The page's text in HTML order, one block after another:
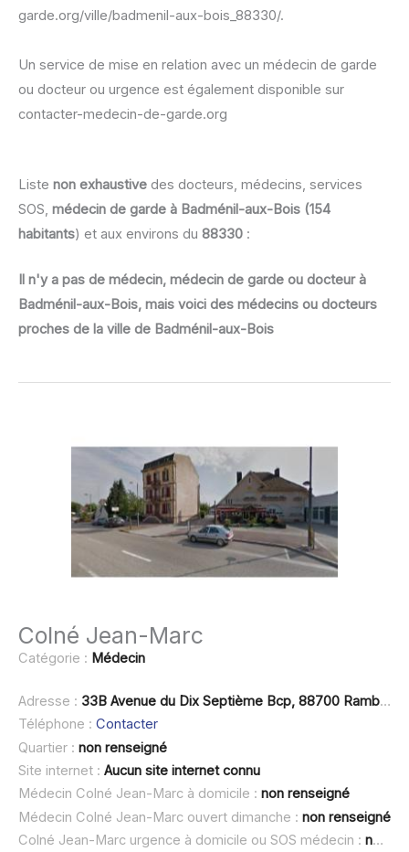
garde.org/ville/badmenil-aux-bois_88330/.
Un service de mise en relation avec un médecin de garde
ou docteur ou urgence est également disponible sur
contacter-medecin-de-garde.org
Liste non exhaustive des docteurs, médecins, services
SOS, médecin de garde à Badménil-aux-Bois (154
habitants) et aux environs du 88330 :
Il n'y a pas de médecin, médecin de garde ou docteur à
Badménil-aux-Bois, mais voici des médecins ou docteurs
proches de la ville de Badménil-aux-Bois
Colné Jean-Marc
Catégorie : Médecin
Adresse : 33B Avenue du Dix Septième Bcp, 88700 Rambervillers
Téléphone : Contacter
Quartier : non renseigné
Site internet : Aucun site internet connu
Médecin Colné Jean-Marc à domicile : non renseigné
Médecin Colné Jean-Marc ouvert dimanche : non renseigné
Colné Jean-Marc urgence à domicile ou SOS médecin : non renseigné